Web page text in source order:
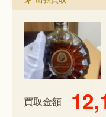
買取金額